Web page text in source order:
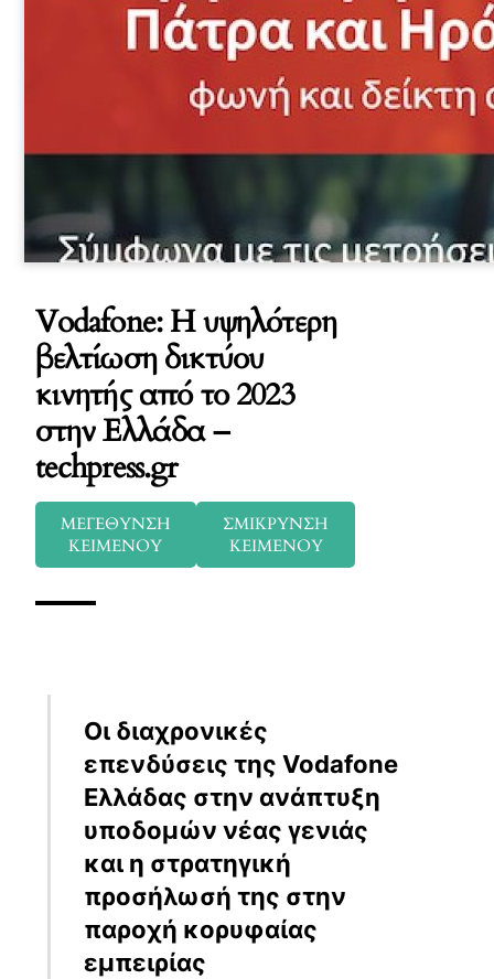
Vodafone: Η υψηλότερη
βελτίωση δικτύου
κινητής από το 2023
στην Ελλάδα –
techpress.gr
ΜΕΓΕΘΥΝΣΗ
ΚΕΙΜΕΝΟΥ
ΣΜΙΚΡΥΝΣΗ
ΚΕΙΜΕΝΟΥ
Οι διαχρονικές
επενδύσεις της Vodafone
Ελλάδας στην ανάπτυξη
υποδομών νέας γενιάς
και η στρατηγική
προσήλωσή της στην
παροχή κορυφαίας
εμπειρίας